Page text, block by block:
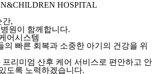
HOSPITAL
간,
원이 함께합니다.
어시스템
의 빠른 회복과 소중한 아기의 건강을 위
리미엄 산후 케어 서비스로 편안하고 안
도록 노력하겠습니다.